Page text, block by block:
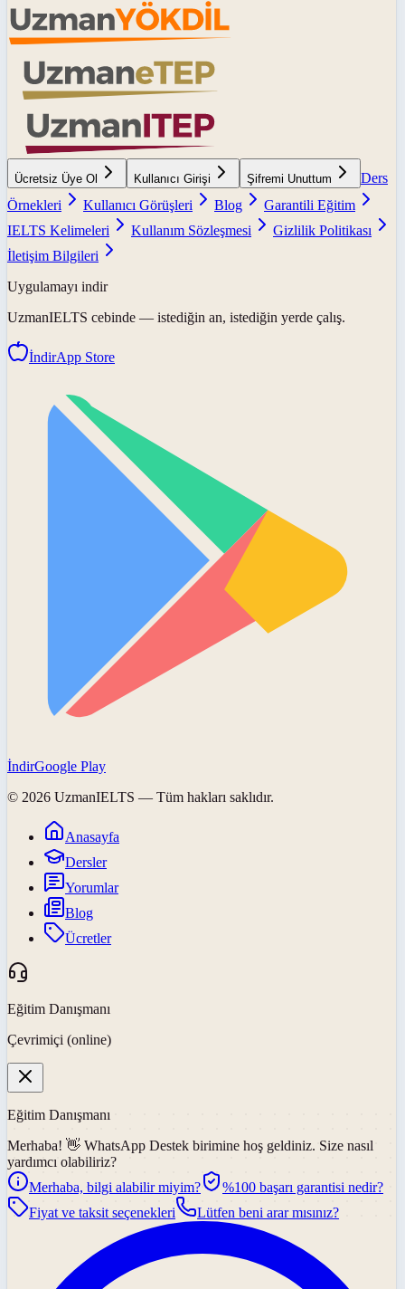
Ücretsiz Üye Ol Kullanıcı Girişi Şifremi Unuttum
Ders
Örnekleri
Kullanıcı Görüşleri Blog
Garantili Eğitim
IELTS Kelimeleri
Kullanım Sözleşmesi
Gizlilik Politikası
İletişim Bilgileri
Uygulamayı indir
UzmanIELTS cebinde — istediğin an, istediğin yerde çalış.
İndirApp Store
İndirGoogle Play
© 2026 UzmanIELTS — Tüm hakları saklıdır.
Anasayfa
Dersler
Yorumlar
Blog
Ücretler
Eğitim Danışmanı
Çevrimiçi (online)
Eğitim Danışmanı
Merhaba! 👋 WhatsApp Destek birimine hoş geldiniz. Size nasıl
yardımcı olabiliriz?
Merhaba, bilgi alabilir miyim?
%100 başarı garantisi nedir?
Fiyat ve taksit seçenekleri
Lütfen beni arar mısınız?